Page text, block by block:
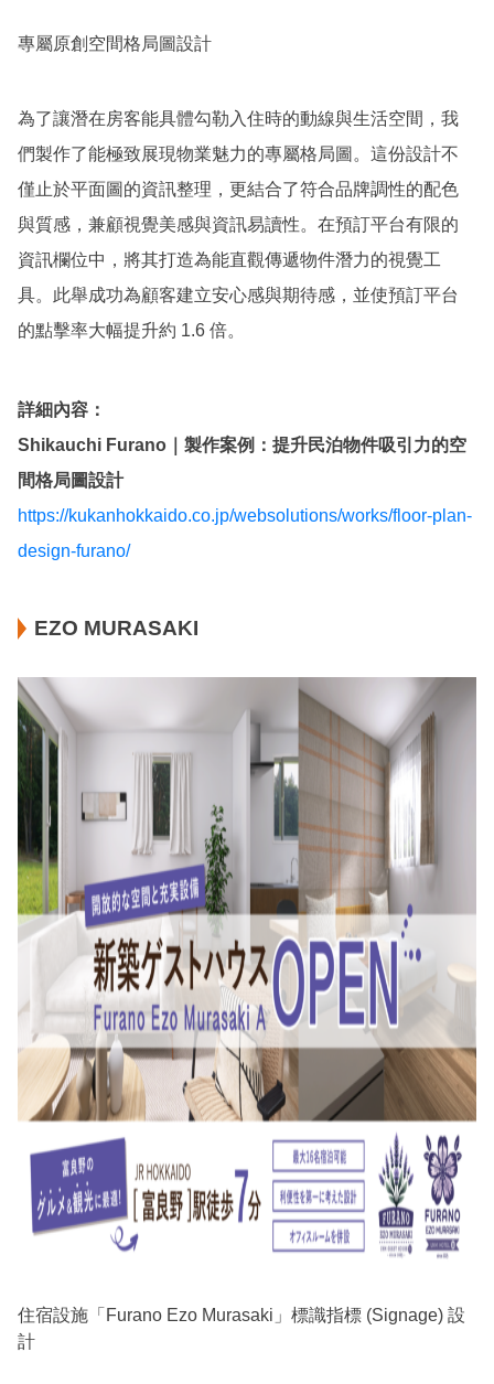
專屬原創空間格局圖設計
為了讓潛在房客能具體勾勒入住時的動線與生活空間，我
們製作了能極致展現物業魅力的專屬格局圖。這份設計不
僅止於平面圖的資訊整理，更結合了符合品牌調性的配色
與質感，兼顧視覺美感與資訊易讀性。在預訂平台有限的
資訊欄位中，將其打造為能直觀傳遞物件潛力的視覺工
具。此舉成功為顧客建立安心感與期待感，並使預訂平台
的點擊率大幅提升約 1.6 倍。
詳細內容：
Shikauchi Furano｜製作案例：提升民泊物件吸引力的空
間格局圖設計
https://kukanhokkaido.co.jp/websolutions/works/floor-plan-
design-furano/
EZO MURASAKI
住宿設施「Furano Ezo Murasaki」標識指標 (Signage) 設
計